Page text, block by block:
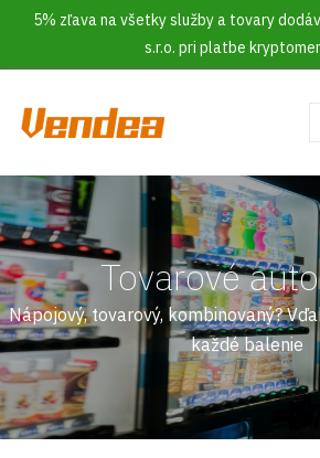
5% zľava na všetky služby a tovary
s.r.o. pri platbe
Tovarové
Nápojový, tovarový, kombinovaný?
každé balenie